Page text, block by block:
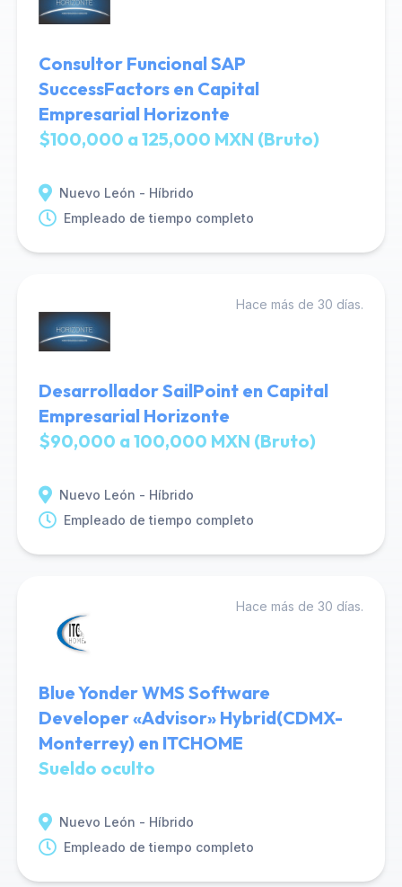
Consultor Funcional SAP
SuccessFactors en Capital
Empresarial Horizonte
$100,000 a 125,000 MXN (Bruto)
Nuevo León - Híbrido
Empleado de tiempo completo
Hace más de 30 días.
Desarrollador SailPoint en Capital
Empresarial Horizonte
$90,000 a 100,000 MXN (Bruto)
Nuevo León - Híbrido
Empleado de tiempo completo
Hace más de 30 días.
Blue Yonder WMS Software
Developer «Advisor» Hybrid(CDMX-
Monterrey) en ITCHOME
Sueldo oculto
Nuevo León - Híbrido
Empleado de tiempo completo